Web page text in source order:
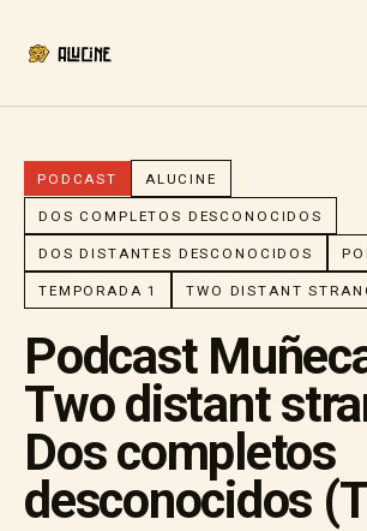
PODCAST ALUCINE
DOS COMPLETOS DESCONOCIDOS
DOS DISTANTES DESCONOCIDOS
TEMPORADA 1 TWO DISTANT
Podcast
Two distant
Dos completos
desconocidos